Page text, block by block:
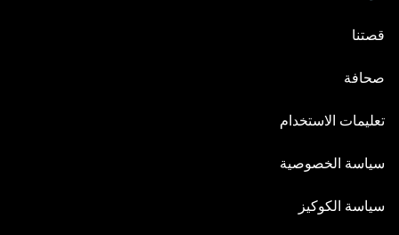
قصتنا
صحافة
تعليمات الاستخدام
سياسة الخصوصية
سياسة الكوكيز